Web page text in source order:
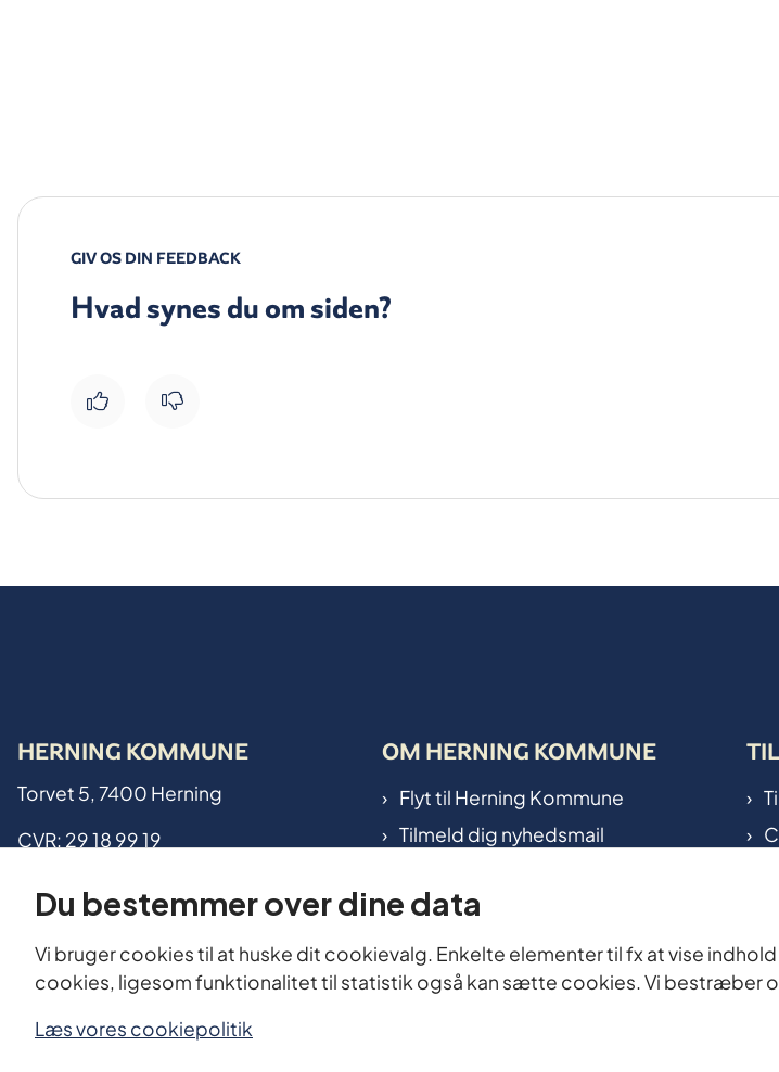
GIV OS DIN FEEDBACK
Hvad synes du om siden?
HERNING KOMMUNE
Torvet 5, 7400 Herning
CVR: 29 18 99 19
Kontakt kommunen
OM HERNING KOMMUNE
Flyt til Herning Kommune
Tilmeld dig nyhedsmail
International in Herning
Du bestemmer over dine data
Vi bruger cookies til at huske dit cookievalg. Enkelte elementer til fx at vise
cookies, ligesom funktionalitet til statistik også kan sætte cookies. Vi bestræber
Læs vores cookiepolitik